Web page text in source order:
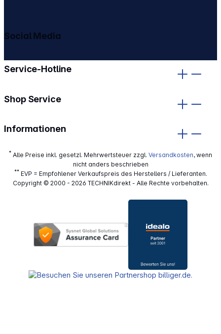
Service-Hotline
Shop Service
Informationen
Social Media
* Alle Preise inkl. gesetzl. Mehrwertsteuer zzgl. Versandkosten, wenn
nicht anders beschrieben
** EVP = Empfohlener Verkaufspreis des Herstellers / Lieferanten.
Copyright © 2000 - 2026 TECHNIKdirekt - Alle Rechte vorbehalten.